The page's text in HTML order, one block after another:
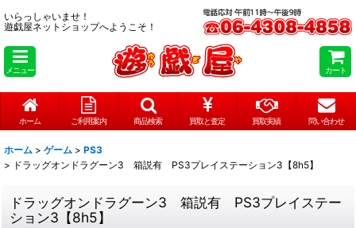
いらっしゃいませ！
遊戯屋ネットショップへようこそ！
メニュー カート
ホーム ご利用案内 商品検索 買取と査定 買取実績 問い合わせ
ホーム > ゲーム > PS3
> ドラッグオンドラグーン3 箱説有 PS3プレイステーション3【8h5】
ドラッグオンドラグーン3 箱説有 PS3プレイステー
ション3【8h5】